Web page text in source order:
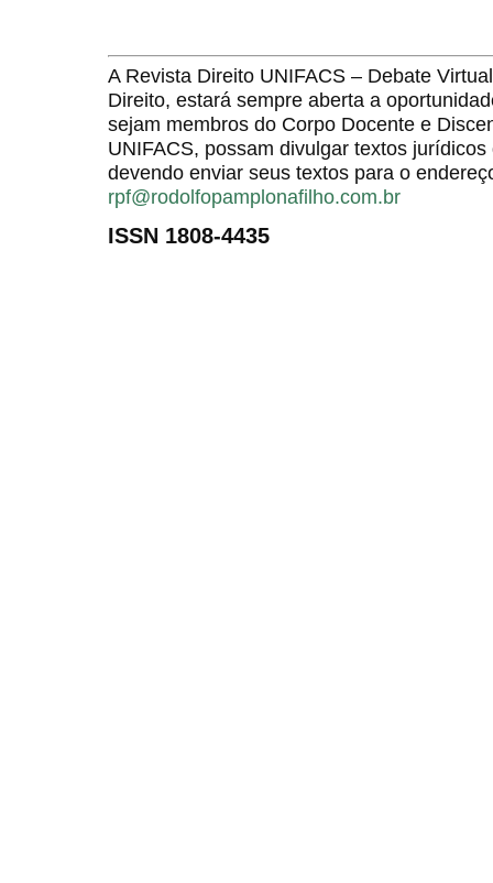
A Revista Direito UNIFACS – Debate
Direito, estará sempre aberta a
sejam membros do Corpo Docente e
UNIFACS, possam divulgar textos
devendo enviar seus textos para o
rpf@rodolfopamplonafilho.com.br
ISSN 1808-4435